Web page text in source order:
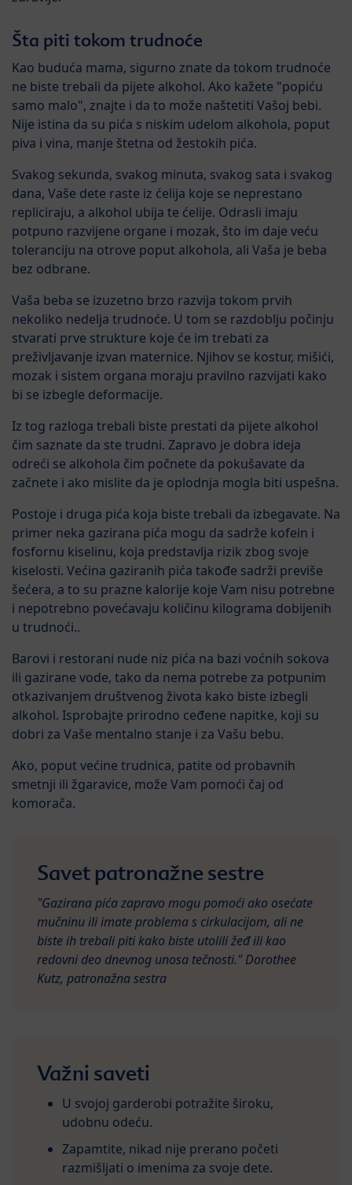
Šta piti tokom trudnoće
Kao buduća mama, sigurno znate da tokom trudnoće
ne biste trebali da pijete alkohol. Ako kažete "popiću
samo malo", znajte i da to može naštetiti Vašoj bebi.
Nije istina da su pića s niskim udelom alkohola, poput
piva i vina, manje štetna od žestokih pića.
Svakog sekunda, svakog minuta, svakog sata i svakog
dana, Vaše dete raste iz ćelija koje se neprestano
repliciraju, a alkohol ubija te ćelije. Odrasli imaju
potpuno razvijene organe i mozak, što im daje veću
toleranciju na otrove poput alkohola, ali Vaša je beba
bez odbrane.
Vaša beba se izuzetno brzo razvija tokom prvih
nekoliko nedelja trudnoće. U tom se razdoblju počinju
stvarati prve strukture koje će im trebati za
preživljavanje izvan maternice. Njihov se kostur, mišići,
mozak i sistem organa moraju pravilno razvijati kako
bi se izbegle deformacije.
Iz tog razloga trebali biste prestati da pijete alkohol
čim saznate da ste trudni. Zapravo je dobra ideja
odreći se alkohola čim počnete da pokušavate da
začnete i ako mislite da je oplodnja mogla biti uspešna.
Postoje i druga pića koja biste trebali da izbegavate. Na
primer neka gazirana pića mogu da sadrže kofein i
fosfornu kiselinu, koja predstavlja rizik zbog svoje
kiselosti. Većina gaziranih pića takođe sadrži previše
šećera, a to su prazne kalorije koje Vam nisu potrebne
i nepotrebno povećavaju količinu kilograma dobijenih
u trudnoći..
Barovi i restorani nude niz pića na bazi voćnih sokova
ili gazirane vode, tako da nema potrebe za potpunim
otkazivanjem društvenog života kako biste izbegli
alkohol. Isprobajte prirodno ceđene napitke, koji su
dobri za Vaše mentalno stanje i za Vašu bebu.
Ako, poput većine trudnica, patite od probavnih
smetnji ili žgaravice, može Vam pomoći čaj od
komorača.
Savet patronažne sestre
"Gazirana pića zapravo mogu pomoći ako osećate
mučninu ili imate problema s cirkulacijom, ali ne
biste ih trebali piti kako biste utolili žeđ ili kao
redovni deo dnevnog unosa tečnosti." Dorothee
Kutz, patronažna sestra
Važni saveti
U svojoj garderobi potražite široku,
udobnu odeću.
Zapamtite, nikad nije prerano početi
razmišljati o imenima za svoje dete.